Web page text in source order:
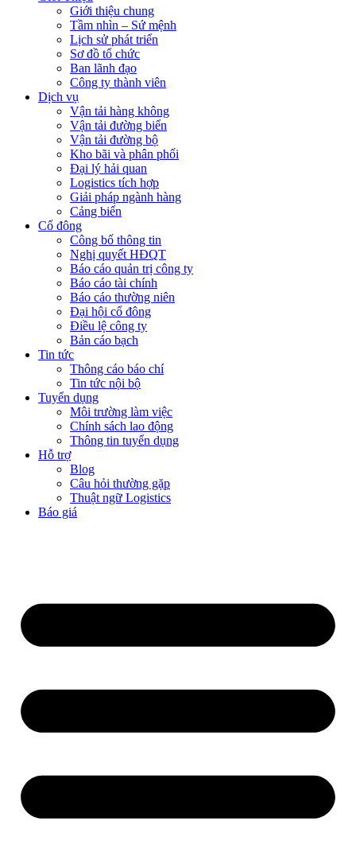
Giới thiệu chung
Tầm nhìn – Sứ mệnh
Lịch sử phát triển
Sơ đồ tổ chức
Ban lãnh đạo
Công ty thành viên
Dịch vụ
Vận tải hàng không
Vận tải đường biển
Vận tải đường bộ
Kho bãi và phân phối
Đại lý hải quan
Logistics tích hợp
Giải pháp ngành hàng
Cảng biển
Cổ đông
Công bố thông tin
Nghị quyết HĐQT
Báo cáo quản trị công ty
Báo cáo tài chính
Báo cáo thường niên
Đại hội cổ đông
Điều lệ công ty
Bản cáo bạch
Tin tức
Thông cáo báo chí
Tin tức nội bộ
Tuyển dụng
Môi trường làm việc
Chính sách lao động
Thông tin tuyển dụng
Hỗ trợ
Blog
Câu hỏi thường gặp
Thuật ngữ Logistics
Báo giá